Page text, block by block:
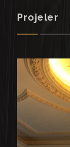
Projeler